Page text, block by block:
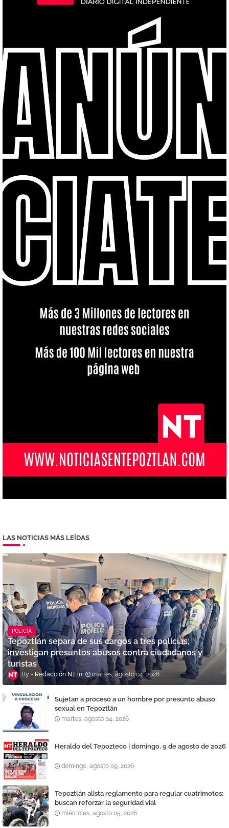
LAS NOTICIAS MÁS LEÍDAS
POLICÍA
Tepoztlán separa de sus cargos a tres policías;
investigan presuntos abusos contra ciudadanos y
turistas
Redacción NT martes, agosto 04, 2026
Sujetan a proceso a un hombre por presunto abuso
sexual en Tepoztlán
martes, agosto 04, 2026
Heraldo del Tepozteco | domingo, 9 de agosto de 2026
domingo, agosto 09, 2026
Tepoztlán alista reglamento para regular cuatrimotos;
buscan reforzar la seguridad vial
miércoles, agosto 05, 2026